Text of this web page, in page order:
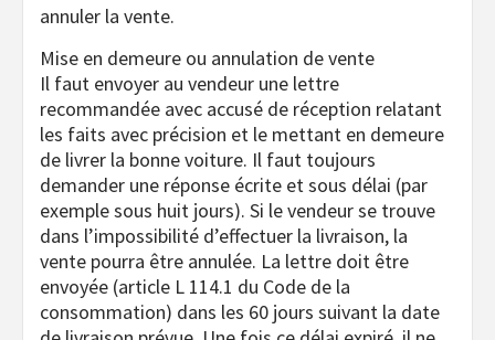
annuler la vente.
Mise en demeure ou annulation de vente
Il faut envoyer au vendeur une lettre
recommandée avec accusé de réception relatant
les faits avec précision et le mettant en demeure
de livrer la bonne voiture. Il faut toujours
demander une réponse écrite et sous délai (par
exemple sous huit jours). Si le vendeur se trouve
dans l’impossibilité d’effectuer la livraison, la
vente pourra être annulée. La lettre doit être
envoyée (article L 114.1 du Code de la
consommation) dans les 60 jours suivant la date